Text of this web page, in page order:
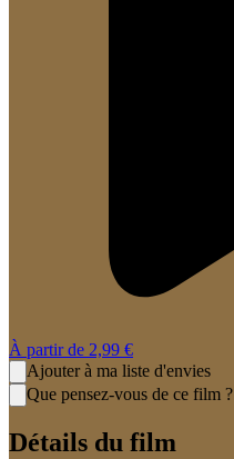
À partir de 2,99 €
Ajouter à ma liste d'envies
Que pensez-vous de ce film ?
Détails du film